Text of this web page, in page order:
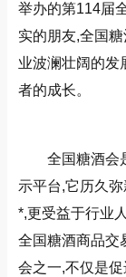
举办的第114届
实的朋友,全国
业波澜壮阔的发
者的成长。
全国糖酒会
示平台,它历久
*,更受益于行业
全国糖酒商品交
会之一,不仅是